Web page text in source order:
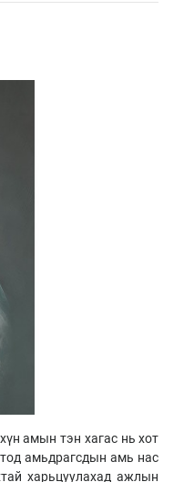
амын тэн хагас нь хот
амьдрагсдын амь нас
харьцуулахад ажлын